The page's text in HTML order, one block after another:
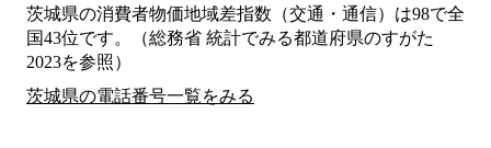
茨城県の消費者物価地域差指数（交通・通信）は98で全
国43位です。（総務省 統計でみる都道府県のすがた
2023を参照）
茨城県の電話番号一覧をみる